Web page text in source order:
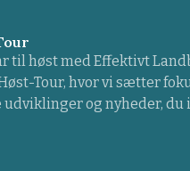
til høst med Effektivt
Tour, hvor vi sætter
og nyheder, du